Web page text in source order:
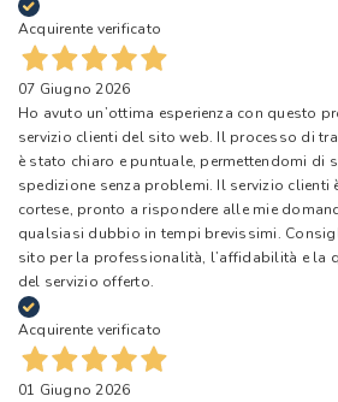
Acquirente verificato
07 Giugno 2026
Ho avuto un’ottima esperienza con questo
servizio clienti del sito web. Il processo di
è stato chiaro e puntuale, permettendomi di
spedizione senza problemi. Il servizio clienti
cortese, pronto a rispondere alle mie
qualsiasi dubbio in tempi brevissimi.
sito per la professionalità, l’affidabilità e la
del servizio offerto.
Acquirente verificato
01 Giugno 2026